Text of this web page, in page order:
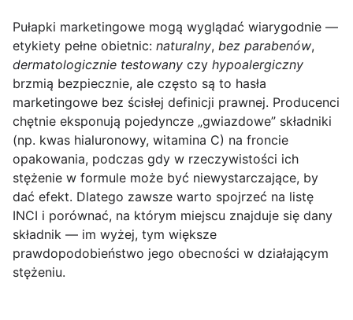
Pułapki marketingowe mogą wyglądać wiarygodnie —
etykiety pełne obietnic: naturalny, bez parabenów,
dermatologicznie testowany czy hypoalergiczny
brzmią bezpiecznie, ale często są to hasła
marketingowe bez ścisłej definicji prawnej. Producenci
chętnie eksponują pojedyncze „gwiazdowe” składniki
(np. kwas hialuronowy, witamina C) na froncie
opakowania, podczas gdy w rzeczywistości ich
stężenie w formule może być niewystarczające, by
dać efekt. Dlatego zawsze warto spojrzeć na listę
INCI i porównać, na którym miejscu znajduje się dany
składnik — im wyżej, tym większe
prawdopodobieństwo jego obecności w działającym
stężeniu.